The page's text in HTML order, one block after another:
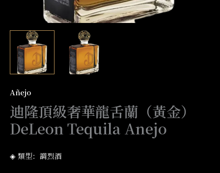
Añejo
迪隆頂級奢華龍舌蘭（黃金）
DeLeon Tequila Anejo
◈ 類型：調烈酒